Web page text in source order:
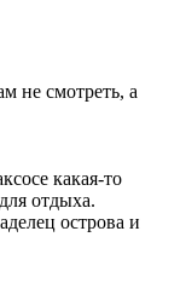
не смотреть, а
какая-то
отдыха.
острова и